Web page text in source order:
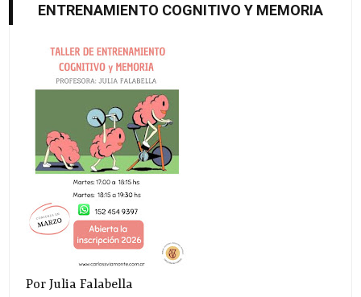
ENTRENAMIENTO COGNITIVO Y MEMORIA
Por Julia Falabella